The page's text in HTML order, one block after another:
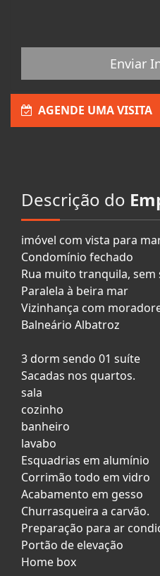
Enviar
AGENDE UMA VISITA
Descrição do
imóvel com vista para
Condomínio fechado
Rua muito tranquila, sem
Paralela à beira mar
Vizinhança com
Balneário Albatroz
3 dorm sendo 01 suíte
Sacadas nos quartos.
sala
cozinho
banheiro
lavabo
Esquadrias em alumínio
Corrimão todo em vidro
Acabamento em gesso
Churrasqueira a carvão.
Preparação para ar
Portão de elevação
Home box